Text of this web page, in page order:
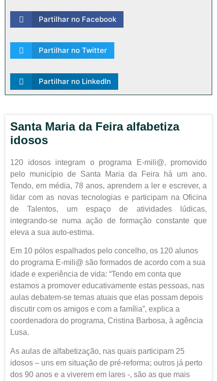
Partilhar no Facebook
Partilhar no Twitter
Partilhar no LinkedIn
Santa Maria da Feira alfabetiza
idosos
120 idosos integram o programa E-mili@, promovido
pelo município de Santa Maria da Feira há um ano.
Tendo, em média, 78 anos, aprendem a ler e escrever, a
lidar com as novas tecnologias e participam na Oficina
de Talentos, um espaço de atividades lúdicas,
integrando-se numa ação de formação constante que
eleva a sua auto-estima.
Em 10 pólos espalhados pelo concelho, os 120 alunos
do programa E-mili@ são formados de acordo com a sua
idade e experiência de vida: “Tendo em conta que
estamos a promover educativamente estas pessoas, nas
aulas debatem-se temas atuais que elas possam depois
discutir com os amigos e com a família”, explica a
coordenadora do programa, Cristina Barbosa, à agência
Lusa.
As aulas de alfabetização, nas quais participam 25
idosos – uns em situação de pré-reforma; outros já perto
dos 90 anos e a viverem em lares -, são as que mais